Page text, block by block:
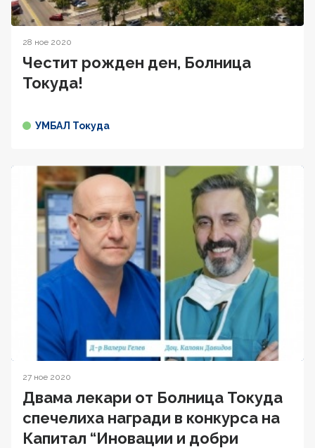
28 ное 2020
Честит рожден ден, Болница
Токуда!
УМБАЛ Токуда
27 ное 2020
Двама лекари от Болница Токуда
спечелиха награди в конкурса на
Капитал “Иновации и добри